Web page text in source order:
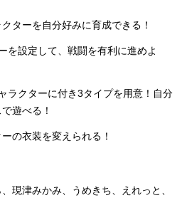
ターを自分好みに育成できる！
を設定して、戦闘を有利に進めよ
ラクターに付き3タイプを用意！自分
遊べる！
の衣装を変えられる！
現津みかみ、うめきち、えれっと、